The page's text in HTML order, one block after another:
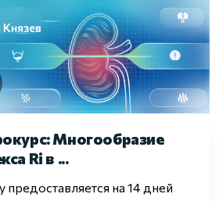
Многообразие
Ri в ...
предоставляется на 14 дней